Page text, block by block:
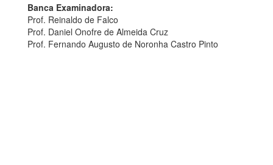
Banca Examinadora:
Prof. Reinaldo de Falco
Prof. Daniel Onofre de Almeida Cruz
Prof. Fernando Augusto de Noronha Castro Pinto